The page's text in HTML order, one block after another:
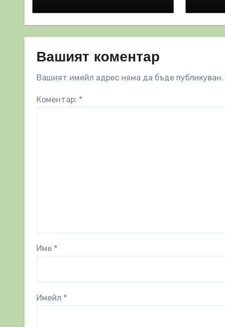
съсиреци
Вашият коментар
Вашият имейл адрес няма да бъде публикуван.
Коментар: *
Име *
Имейл *